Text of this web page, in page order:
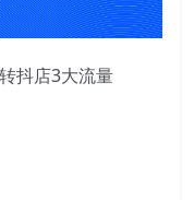
抖店3大流量